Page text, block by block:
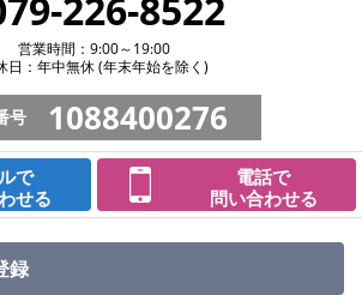
営業時間：9:00～19:00
日：年中無休 (年末年始を除く)
号 1088400276
で
せる
電話で
問い合わせる
録